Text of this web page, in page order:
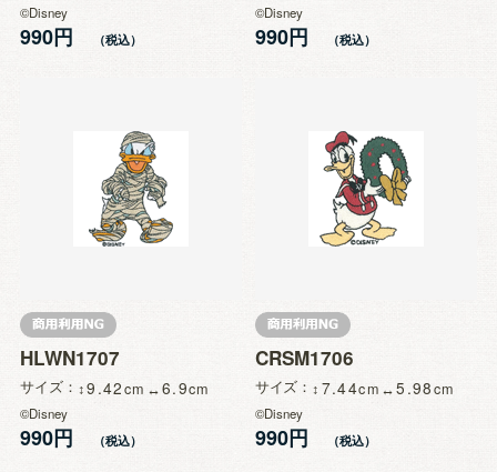
©Disney
990円
©Disney
990円
HLWN1707
サイズ 9.42 6.9
©Disney
990円
CRSM1706
サイズ 7.44 5.98
©Disney
990円